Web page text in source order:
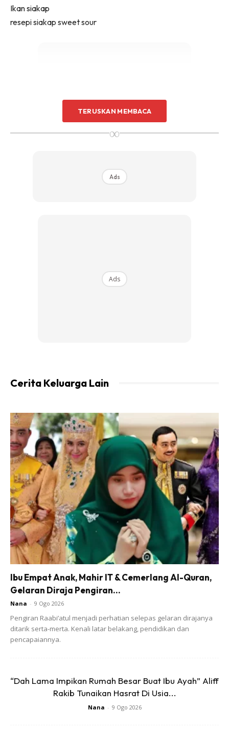
Ikan siakap
resepi siakap sweet sour
Cara-caranya:-
1. Mulakan dengan goreng ikan terlebih dahulu. Dah siap
siang dan cuci bersih ikannya, salutkan dengan garam
sedikit dan bedakkan dengan tepung jagung. Fungsinya
supaya ikan yang digoreng nanti akan garing di luar, lembut
TERUSKAN MEMBACA
∞
Ads
Ads
Cerita Keluarga Lain
Ibu Empat Anak, Mahir IT & Cemerlang Al-Quran,
Gelaran Diraja Pengiran...
Nana - 9 Ogo 2026
Pengiran Raabi’atul menjadi perhatian selepas gelaran dirajanya
ditarik serta-merta. Kenali latar belakang, pendidikan dan
pencapaiannya.
“Dah Lama Impikan Rumah Besar Buat Ibu Ayah” Aliff
Rakib Tunaikan Hasrat Di Usia...
Nana - 9 Ogo 2026